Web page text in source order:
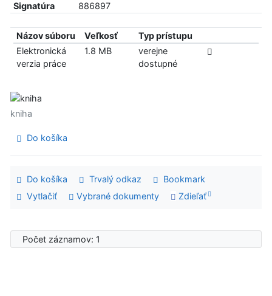
Signatúra
886897
Názov súboru Veľkosť
Typ prístupu
Elektronická
verzia práce
1.8 MB
verejne
dostupné
kniha
Do košíka
Do košíka Trvalý odkaz
Bookmark
Vytlačiť
Vybrané dokumenty Zdieľať
Počet záznamov: 1